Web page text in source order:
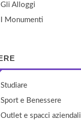
Gli Alloggi
I Monumenti
Studiare
Sport e Benessere
Outlet e spacci aziendali